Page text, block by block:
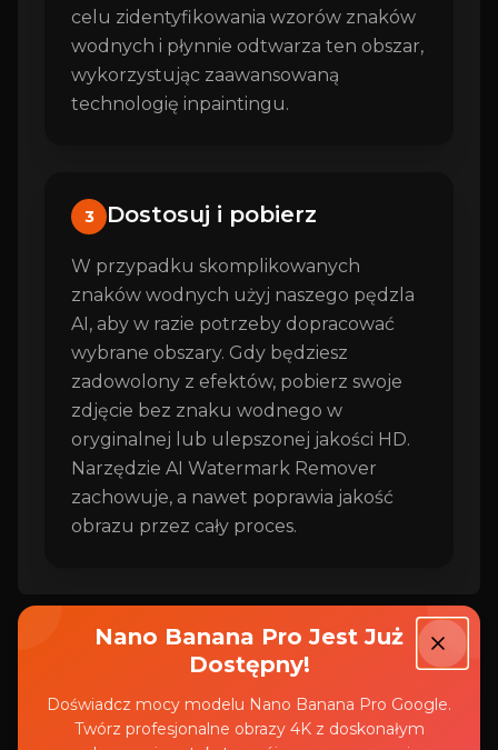
celu zidentyfikowania wzorów znaków
wodnych i płynnie odtwarza ten obszar,
wykorzystując zaawansowaną
technologię inpaintingu.
3 Dostosuj i pobierz
W przypadku skomplikowanych
znaków wodnych użyj naszego pędzla
AI, aby w razie potrzeby dopracować
wybrane obszary. Gdy będziesz
zadowolony z efektów, pobierz swoje
zdjęcie bez znaku wodnego w
oryginalnej lub ulepszonej jakości HD.
Narzędzie AI Watermark Remover
zachowuje, a nawet poprawia jakość
obrazu przez cały proces.
Nano Banana Pro Jest Już
Dostępny!
Doświadcz mocy modelu Nano Banana Pro Google.
Twórz profesjonalne obrazy 4K z doskonałym